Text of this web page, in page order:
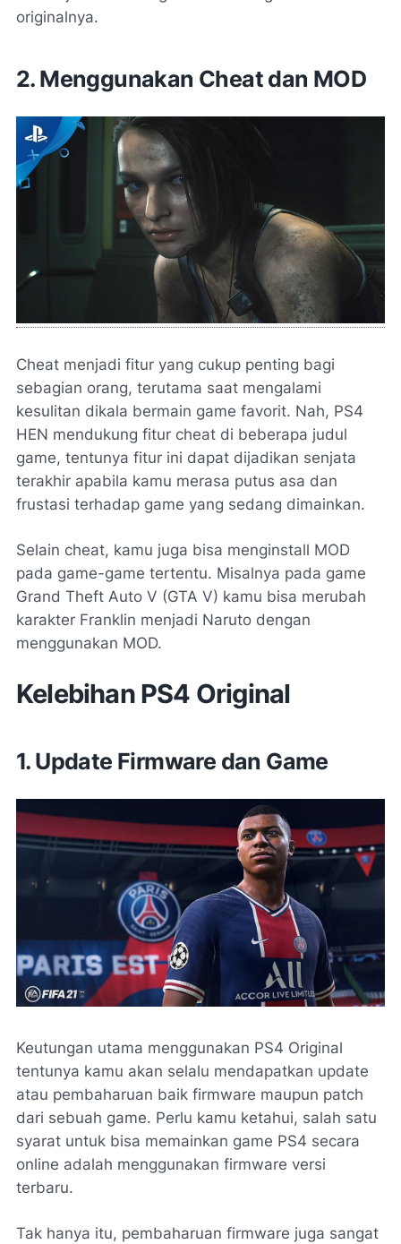
originalnya.
2. Menggunakan Cheat dan MOD
Cheat menjadi fitur yang cukup penting bagi
sebagian orang, terutama saat mengalami
kesulitan dikala bermain game favorit. Nah, PS4
HEN mendukung fitur cheat di beberapa judul
game, tentunya fitur ini dapat dijadikan senjata
terakhir apabila kamu merasa putus asa dan
frustasi terhadap game yang sedang dimainkan.
Selain cheat, kamu juga bisa menginstall MOD
pada game-game tertentu. Misalnya pada game
Grand Theft Auto V (GTA V) kamu bisa merubah
karakter Franklin menjadi Naruto dengan
menggunakan MOD.
Kelebihan PS4 Original
1. Update Firmware dan Game
Keutungan utama menggunakan PS4 Original
tentunya kamu akan selalu mendapatkan update
atau pembaharuan baik firmware maupun patch
dari sebuah game. Perlu kamu ketahui, salah satu
syarat untuk bisa memainkan game PS4 secara
online adalah menggunakan firmware versi
terbaru.
Tak hanya itu, pembaharuan firmware juga sangat